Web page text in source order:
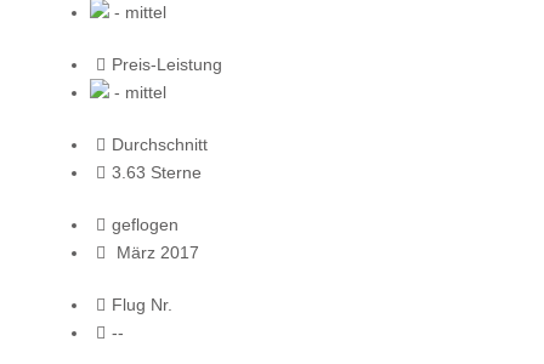
- mittel
Preis-Leistung
- mittel
Durchschnitt
3.63 Sterne
geflogen
März 2017
Flug Nr.
--